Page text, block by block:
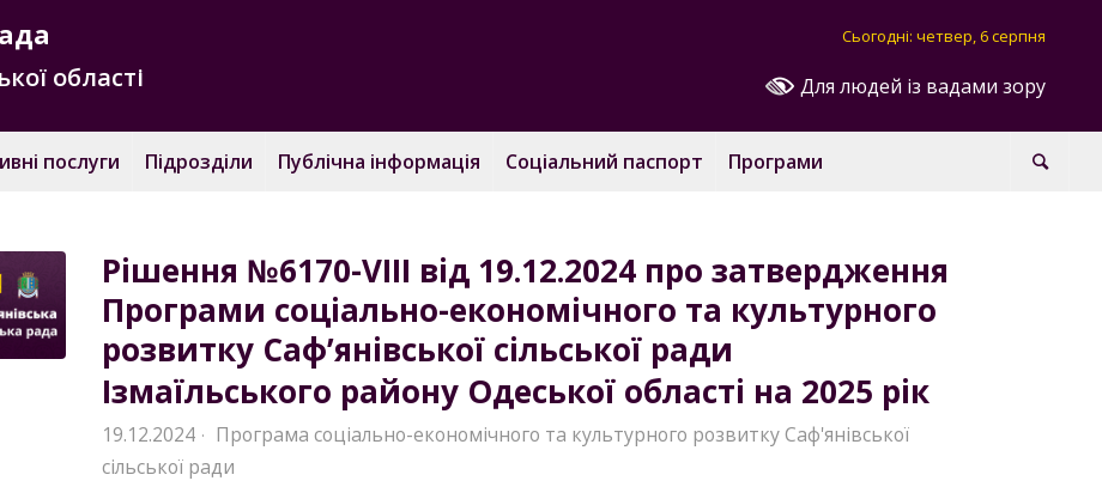
Для людей із вадами зору
Сьогодні: четвер, 6 серпня
області
послуги Підрозділи Публічна інформація Соціальний паспорт Програми
Рішення №6170-VIII від 19.12.2024 про затвердження
Програми соціально-економічного та культурного
розвитку Саф’янівської сільської ради
Ізмаїльського району Одеської області на 2025 рік
19.12.2024 · Програма соціально-економічного та культурного розвитку Саф'янівської
сільської ради